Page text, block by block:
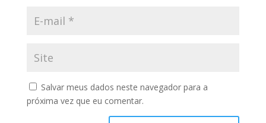
Salvar meus dados neste navegador para a
próxima vez que eu comentar.